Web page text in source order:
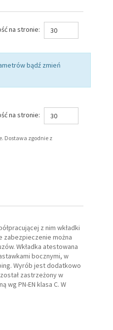
na stronie: 30
bądź zmień
na stronie: 30
Dostawa zgodnie z
z nim wkładki
zabezpieczenie można
Wkładka atestowana
bocznymi, w
Wyrób jest dodatkowo
zastrzeżony w
wg PN-EN klasa C. W